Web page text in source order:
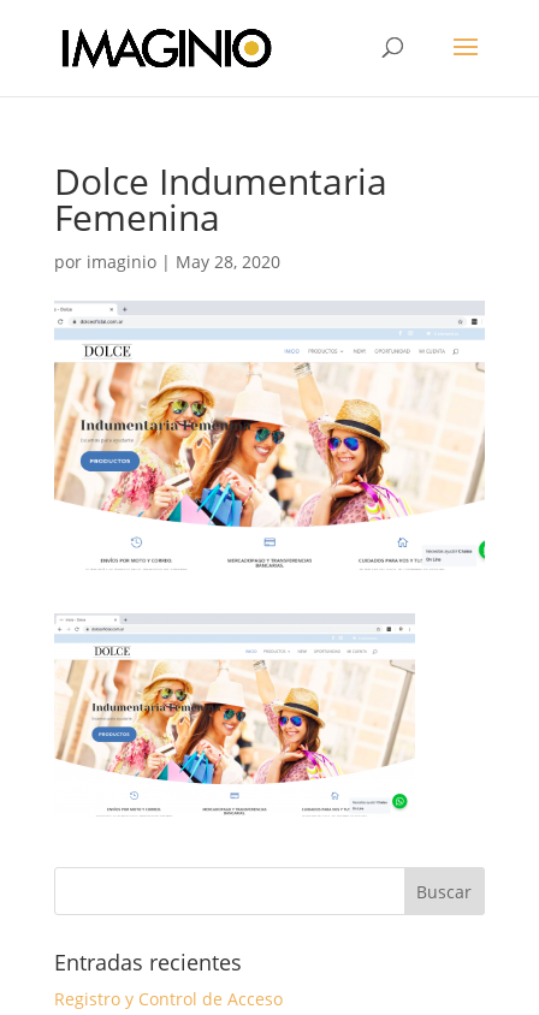
Dolce Indumentaria
Femenina
por imaginio| May 28, 2020
Entradas recientes
Registro y Control de Acceso